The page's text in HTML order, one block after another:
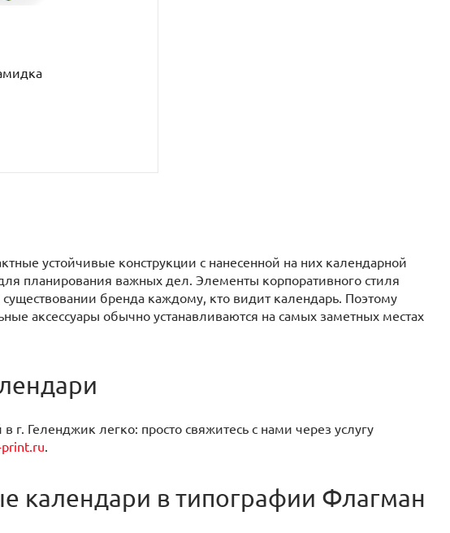
устойчивые конструкции с нанесенной на них календарной
планирования важных дел. Элементы корпоративного стиля
бренда каждому, кто видит календарь. Поэтому
аксессуары обычно устанавливаются на самых заметных местах
г. Геленджик легко: просто свяжитесь с нами через услугу
.
календари в типографии Флагман